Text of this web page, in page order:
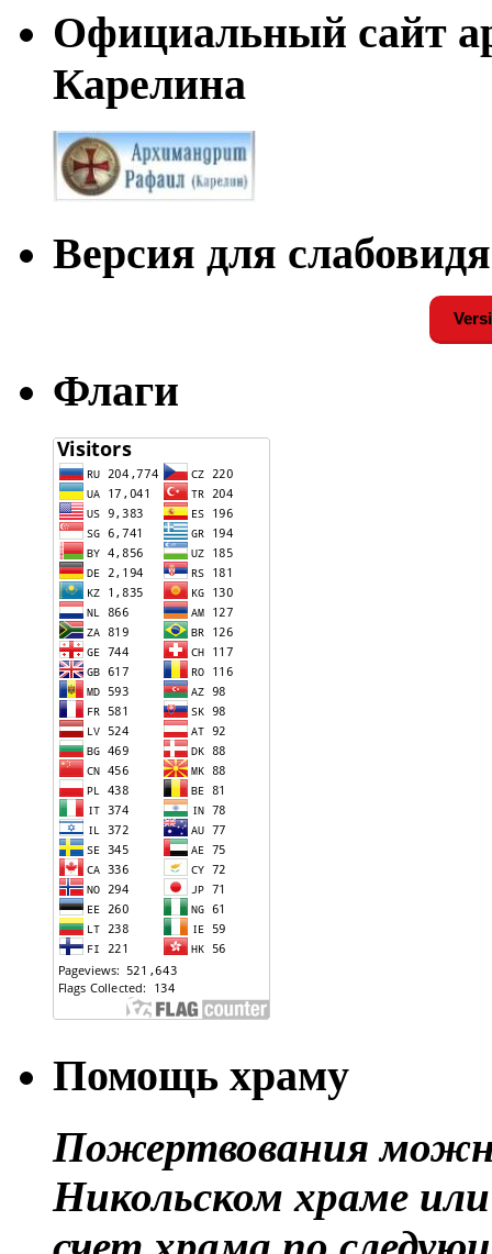
Официальный сайт
Карелина
Версия для
Флаги
Помощь храму
Пожертвования
Никольском храме